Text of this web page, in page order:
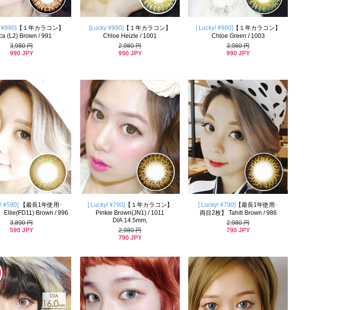
¥990] 【１年カラコン】
(L2) Brown / 991
3,980 円
990 JPY
[Lucky ¥990] 【１年カラコン】
Chloe Heizle / 1001
2,980 円
990 JPY
[ Lucky! ¥990] 【１年カラコン】
Chloe Green / 1003
3,980 円
990 JPY
¥590] 【最長1年使用･
Ellie(FD11) Brown / 996
3,890 円
590 JPY
[ Lucky! ¥790] 【１年カラコン】
Pinkie Brown(JN1) / 1011
DIA:14.5mm,
2,980 円
790 JPY
[ Lucky! ¥790] 【最長1年使用･
両目2枚】 Tahiti Brown / 986
2,980 円
790 JPY